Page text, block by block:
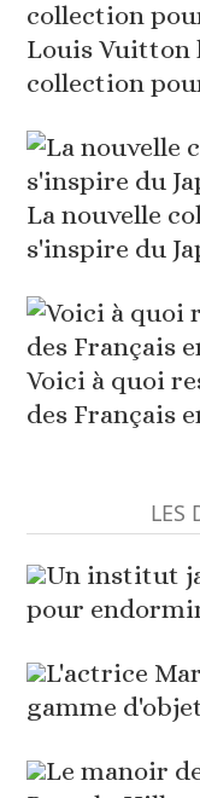
Louis Vuitton
collection
La nouvelle
s'inspire du
Voici à quoi
des Français
LES
Un institut
pour
L'actrice
gamme
Le manoir